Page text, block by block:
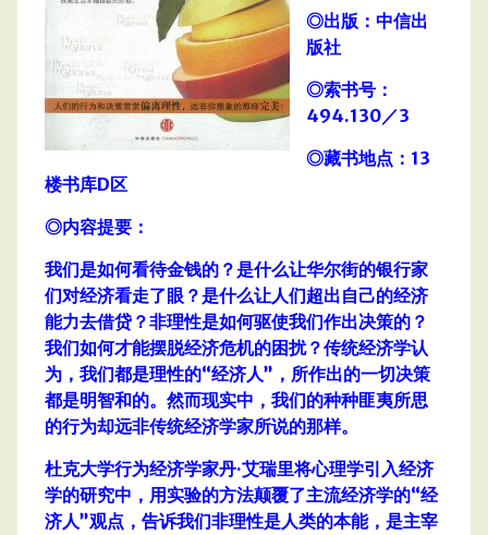
◎出版：中信出
版社
◎索书号：
494.130／3
◎藏书地点：13
楼书库D区
◎内容提要：
我们是如何看待金钱的？是什么让华尔街的银行家
们对经济看走了眼？是什么让人们超出自己的经济
能力去借贷？非理性是如何驱使我们作出决策的？
我们如何才能摆脱经济危机的困扰？传统经济学认
为，我们都是理性的“经济人”，所作出的一切决策
都是明智和的。然而现实中，我们的种种匪夷所思
的行为却远非传统经济学家所说的那样。
杜克大学行为经济学家丹·艾瑞里将心理学引入经济
学的研究中，用实验的方法颠覆了主流经济学的“经
济人”观点，告诉我们非理性是人类的本能，是主宰